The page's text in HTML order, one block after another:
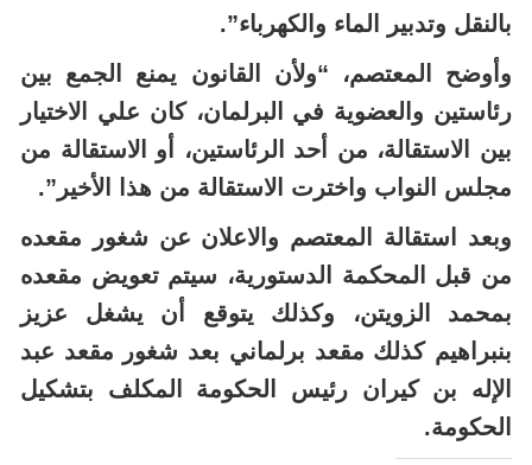
بالنقل وتدبير الماء والكهرباء”.
وأوضح المعتصم، “ولأن القانون يمنع الجمع بين
رئاستين والعضوية في البرلمان، كان علي الاختيار
بين الاستقالة، من أحد الرئاستين، أو الاستقالة من
مجلس النواب واخترت الاستقالة من هذا الأخير”.
وبعد استقالة المعتصم والاعلان عن شغور مقعده
من قبل المحكمة الدستورية، سيتم تعويض مقعده
بمحمد الزويتن، وكذلك يتوقع أن يشغل عزيز
بنبراهيم كذلك مقعد برلماني بعد شغور مقعد عبد
الإله بن كيران رئيس الحكومة المكلف بتشكيل
الحكومة.